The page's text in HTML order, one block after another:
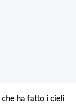
che ha fatto i cieli